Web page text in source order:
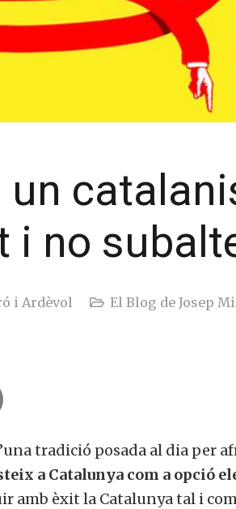
i no
i Ardèvol
El Blog de Josep
tradició posada al dia per
a Catalunya com a opció
amb èxit la Catalunya tal i